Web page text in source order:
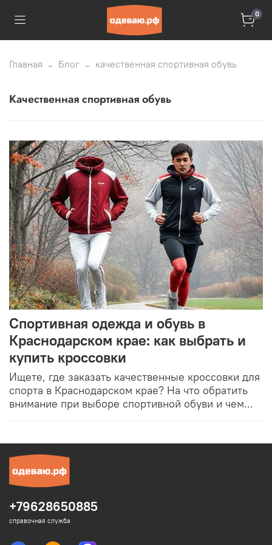
0
Главная Блог качественная спортивная обувь
качественная спортивная обувь
Спортивная одежда и обувь в
Краснодарском крае: как выбрать и
купить кроссовки
Ищете, где заказать качественные кроссовки для
спорта в Краснодарском крае? На что обратить
внимание при выборе спортивной обуви и чем...
+79628650885
справочная служба